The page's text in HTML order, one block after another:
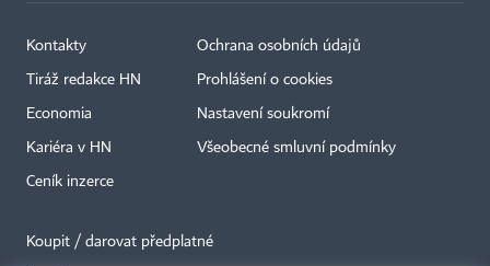
Kontakty
Tiráž redakce HN
Economia
Kariéra v HN
Ceník inzerce
Ochrana osobních údajů
Prohlášení o cookies
Nastavení soukromí
Všeobecné smluvní podmínky
Koupit / darovat předplatné